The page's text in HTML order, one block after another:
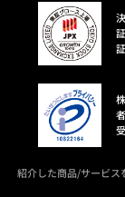
紹介した商品/サービス